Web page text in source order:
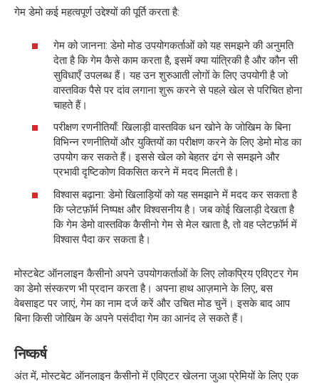
गेम डेमो कई महत्वपूर्ण उद्देश्यों की पूर्ति करता है:
गेम को जानना: डेमो मोड उपयोगकर्ताओं को यह समझने की अनुमति
देता है कि गेम कैसे काम करता है, इसमें क्या यांत्रिकी है और कौन सी
सुविधाएँ उपलब्ध हैं। यह उन शुरुआती लोगों के लिए उपयोगी है जो
वास्तविक पैसे पर दांव लगाना शुरू करने से पहले खेल से परिचित होना
चाहते हैं।
परीक्षण रणनीतियाँ: खिलाड़ी वास्तविक धन खोने के जोखिम के बिना
विभिन्न रणनीतियों और युक्तियों का परीक्षण करने के लिए डेमो मोड का
उपयोग कर सकते हैं। इससे खेल को बेहतर ढंग से समझने और
प्रभावी दृष्टिकोण विकसित करने में मदद मिलती है।
विश्वास बढ़ाना: डेमो खिलाड़ियों को यह समझाने में मदद कर सकता है
कि प्लेटफ़ॉर्म निष्पक्ष और विश्वसनीय है। जब कोई खिलाड़ी देखता है
कि गेम डेमो वास्तविक कैसीनो गेम से मेल खाता है, तो वह प्लेटफ़ॉर्म में
विश्वास पैदा कर सकता है।
मोस्टबेट ऑनलाइन कैसीनो अपने उपयोगकर्ताओं के लिए लोकप्रिय एविएटर गेम
का डेमो संस्करण भी प्रदान करता है। अपना हाथ आज़माने के लिए, बस
वेबसाइट पर जाएं, गेम का नाम दर्ज करें और उचित मोड चुनें। इसके बाद आप
बिना किसी जोखिम के अपने पसंदीदा गेम का आनंद ले सकते हैं।
निष्कर्ष
अंत में, मोस्टबेट ऑनलाइन कैसीनो में एविएटर खेलना जुआ प्रेमियों के लिए एक